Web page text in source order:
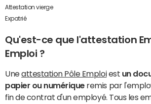
Attestation vierge
Expatrié
Qu'est-ce que l'attestation
Emploi ?
Uneattestation Pôle Emploiest un
papier ou numériqueremis par
fin de contrat d'un employé. Tous les